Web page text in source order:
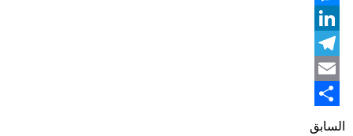
Messenger
LinkedIn
Telegram
Email
Share
السابق